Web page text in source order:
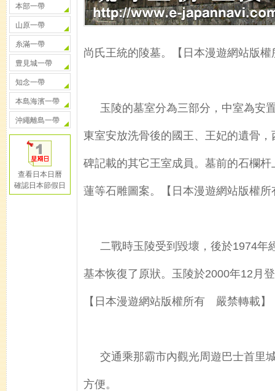
本部一帶
山原一帶
糸滿一帶
豊見城一帶
知念一帶
本島海濱一帶
沖繩離島一帶
查看日本日曆
確認日本節假日
尚氏王統的陵墓。【日本漫遊網站版
玉陵的墓室分為三部分，中室為安
東室安放洗骨後的國王、王妃的遺骨
碑記載的其它王室成員。墓前的石欄
蓮等石雕圖案。【日本漫遊網站版權
二戰時玉陵受到毀壞，後於1974年
基本恢復了原狀。玉陵於2000年12月
【日本漫遊網站版權所有 嚴禁轉載】
交通乘那霸市內觀光周遊巴士首里
方便。